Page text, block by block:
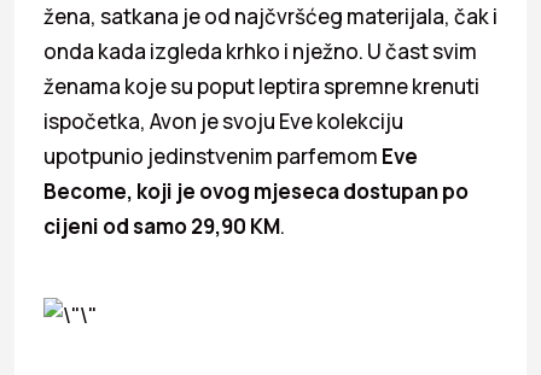
žena, satkana je od najčvršćeg materijala, čak i
onda kada izgleda krhko i nježno. U čast svim
ženama koje su poput leptira spremne krenuti
ispočetka, Avon je svoju Eve kolekciju
upotpunio jedinstvenim parfemom Eve
Become, koji je ovog mjeseca dostupan po
cijeni od samo 29,90 KM.